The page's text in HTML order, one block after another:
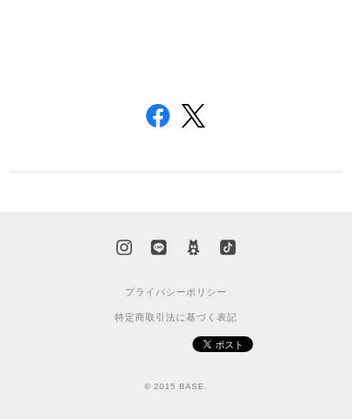
プライバシーポリシー
特定商取引法に基づく表記
© 2015 BASE.